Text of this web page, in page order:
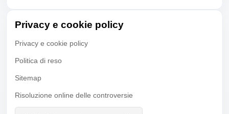
Privacy e cookie policy
Privacy e cookie policy
Politica di reso
Sitemap
Risoluzione online delle controversie